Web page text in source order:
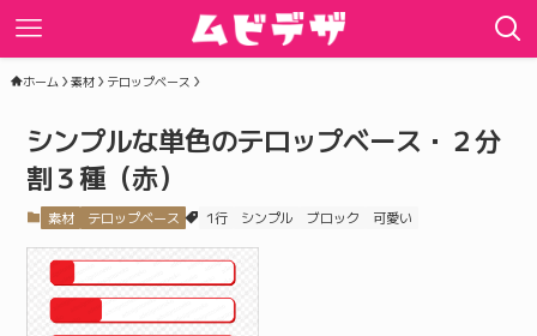
ホーム 素材 テロップベース
シンプルな単色のテロップベース・２分
割３種（赤）
素材 テロップベース 1行 シンプル ブロック 可愛い